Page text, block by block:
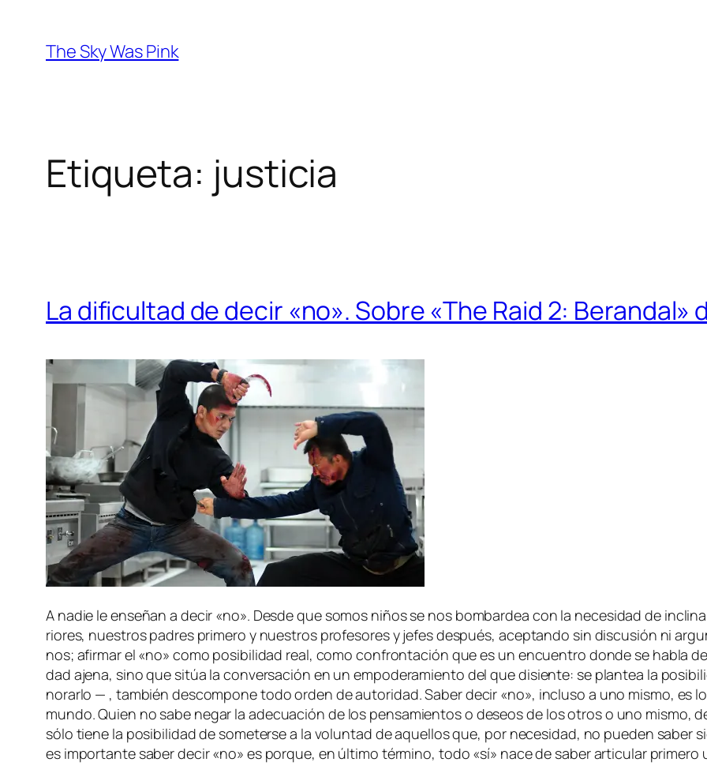
contenido
The Sky Was Pink
Etiqueta: justicia
La dificultad de decir «no». Sobre «The Raid 2: Berandal»
A na­die le en­se­ñan a de­cir «no». Desde que so­mos ni­ños se nos bom­bar­dea con la ne­ce­si­dad de
rio­res, nues­tros pa­dres pri­me­ro y nues­tros pro­fe­so­res y je­fes des­pués, acep­tan­do sin dis­cu­sión ni
nos; afir­mar el «no» co­mo po­si­bi­li­dad real, co­mo con­fron­ta­ción que es un en­cuen­tro don­de se ha­bla
dad aje­na, sino que si­túa la con­ver­sa­ción en un em­po­de­ra­mien­to del que di­sien­te: se plan­tea la
no­rar­lo — , tam­bién des­com­po­ne to­do or­den de au­to­ri­dad. Saber de­cir «no», in­clu­so a uno mis­mo, es
mun­do. Quien no sa­be ne­gar la ade­cua­ción de los pen­sa­mien­tos o de­seos de los otros o uno mis­mo,
só­lo tie­ne la po­si­bi­li­dad de so­me­ter­se a la vo­lun­tad de aque­llos que, por ne­ce­si­dad, no pue­den sa­ber
es im­por­tan­te sa­ber de­cir «no» es por­que, en úl­ti­mo tér­mino, to­do «sí» na­ce de sa­ber ar­ti­cu­lar pri­me­ro